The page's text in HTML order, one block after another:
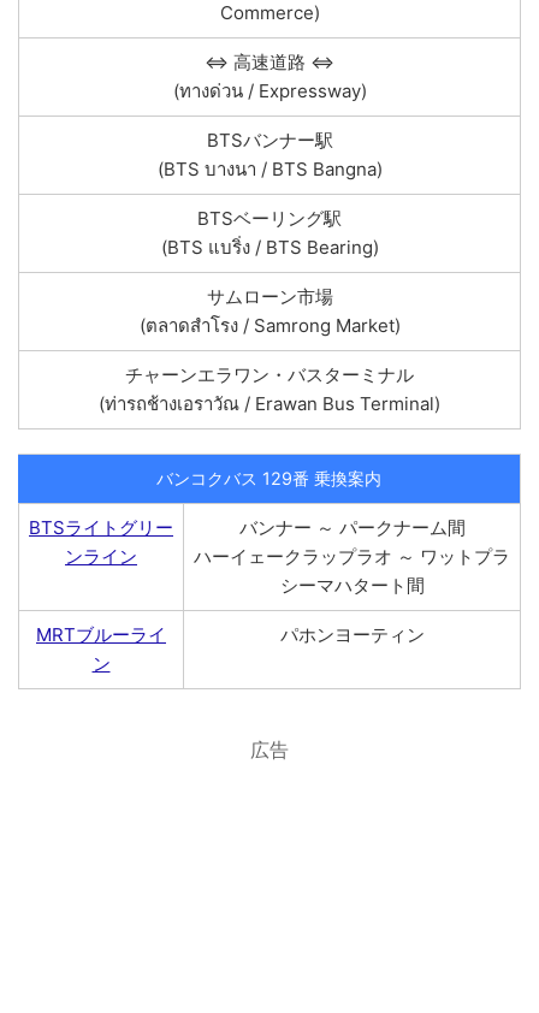
Commerce)
⇔ 高速道路 ⇔
(ทางด่วน / Expressway)
BTSバンナー駅
(BTS บางนา / BTS Bangna)
BTSベーリング駅
(BTS แบริ่ง / BTS Bearing)
サムローン市場
(ตลาดสำโรง / Samrong Market)
チャーンエラワン・バスターミナル
(ท่ารถช้างเอราวัณ / Erawan Bus Terminal)
バンコクバス 129番 乗換案内
BTSライトグリー
ンライン
バンナー ～ パークナーム間
ハーイェークラップラオ ～ ワットプラ
シーマハタート間
MRTブルーライ
ン
パホンヨーティン
広告